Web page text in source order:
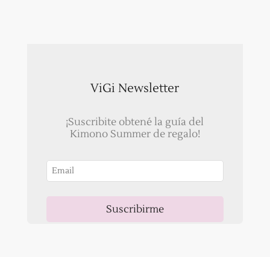
ViGi Newsletter
¡Suscribite obtené la guía del
Kimono Summer de regalo!
Suscribirme